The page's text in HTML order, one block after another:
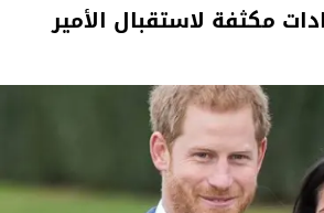
مكثفة لاستقبال الأمير